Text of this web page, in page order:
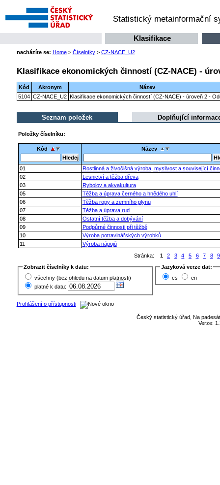
Statistický metainformační
Klasifikace
nacházíte se: Home> Číselníky> CZ-NACE_U2
Klasifikace ekonomických činností (CZ-NACE) -
Kód Akronym
Název
5104 CZ-NACE_U2 Klasifikace ekonomických činností (CZ-NACE) - úroveň 2 -
Seznam položek Doplňující
Položky číselníku:
Kód Název
01
Rostlinná a živočišná výroba, myslivost a související
02
Lesnictví a těžba dřeva
03
Rybolov a akvakultura
05
Těžba a úprava černého a hnědého uhlí
06
Těžba ropy a zemního plynu
07
Těžba a úprava rud
08
Ostatní těžba a dobývání
09
Podpůrné činnosti při těžbě
10
Výroba potravinářských výrobků
11
Výroba nápojů
Stránka:
1 2 3 4 5 6 7 8
9
Zobrazit číselníky k datu:
všechny (bez ohledu na datum platnosti)
platné k datu:
Jazyková verze dat:
cs
en
Prohlášení o přístupnosti
Český statistický úřad, Na
Verze: